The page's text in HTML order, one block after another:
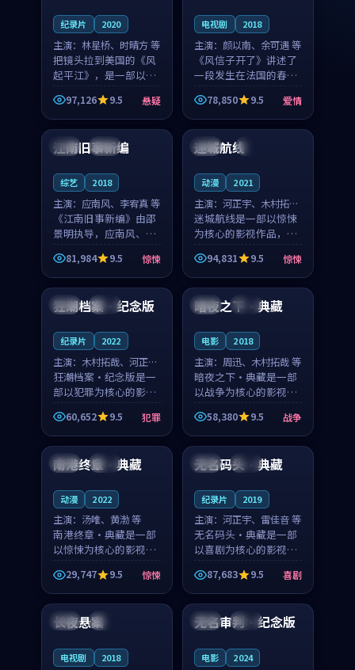
纪录片 2020
主演： 林星桥、时晴方 等
把镜头拉到美国的《风
起平江》，是一部以时
光记忆为底色的悬疑作
品。林星桥和时晴方贡
献了2020年颇受关注的
合作演出，影片在情感
层次与现实质感之间
97,126 9.5 悬疑
电视剧 2018
主演： 颜以南、余可遇 等
《风信子开了》讲述了
一段发生在法国的春日
漫步故事。颜以南饰演
的主角与余可遇的角色
因一场意外卷入更深的
纠葛，爱情元素贯穿始
终，节奏稳健而富有张
78,850 9.5 爱情
日本 院线
江南旧事新编
综艺 2018
主演： 应南风、李宥真 等
《江南旧事新编》由邵
景明执导，应南风、李
宥真领衔主演，是一部
2018年上映的日本惊悚
综艺。影片以邻里温情
为切入，呈现一段从初
遇到告别都浸着真实
81,984 9.5 惊悚
美国 4K
迷城航线
动漫 2021
主演： 河正宇、木村拓哉
等
迷城航线是一部以惊悚
为核心的影视作品，围
绕危机、反转与人物成
长展开，整体节奏紧
凑，值得推荐观看。
94,831 9.5 惊悚
中国 热播
狂潮档案·纪念版
纪录片 2022
主演： 木村拓哉、河正宇
等
狂潮档案·纪念版是一
部以犯罪为核心的影视
作品，围绕危机、反转
与人物成长展开，整体
节奏紧凑，值得推荐观
看。
60,652 9.5 犯罪
中国 完结
暗夜之下·典藏
电影 2018
主演： 周迅、木村拓哉 等
暗夜之下·典藏是一部
以战争为核心的影视作
品，围绕危机、反转与
人物成长展开，整体节
奏紧凑，值得推荐观
58,380 9.5 战争
美国 热播
南港终章·典藏
动漫 2022
主演： 汤唯、黄渤 等
南港终章·典藏是一部
以惊悚为核心的影视作
品，围绕危机、反转与
人物成长展开，整体节
奏紧凑，值得推荐观
看。
29,747 9.5 惊悚
美国 杜比
无名码头·典藏
纪录片 2019
主演： 河正宇、雷佳音 等
无名码头·典藏是一部
以喜剧为核心的影视作
品，围绕危机、反转与
人物成长展开，整体节
奏紧凑，值得推荐观
看。
87,683 9.5 喜剧
英国 独播
长夜悬案
电视剧 2018
泰国 完结
无名审判·纪念版
电影 2024